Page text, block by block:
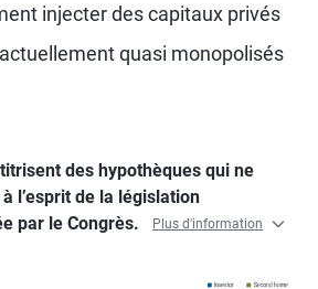
injecter des capitaux privés
quasi monopolisés
des hypothèques qui ne
l’esprit de la législation
par le Congrès.
Plus d'information